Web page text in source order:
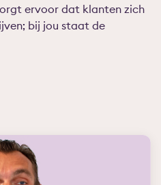
ervoor dat klanten zich
bij jou staat de